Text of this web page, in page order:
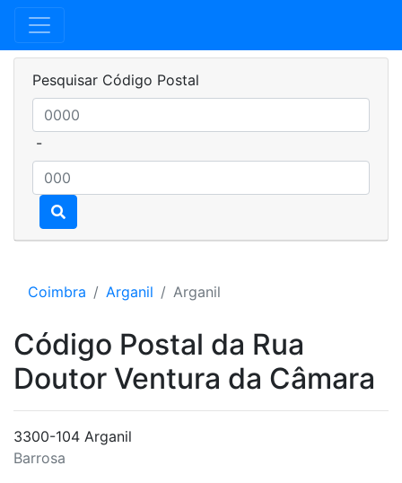
Pesquisar Código Postal
-
Coimbra Arganil Arganil
Código Postal da Rua
Doutor Ventura da Câmara
3300-104 Arganil
Barrosa